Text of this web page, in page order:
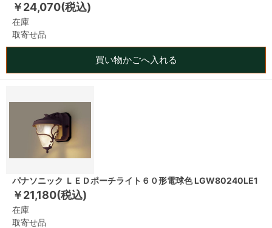
￥24,070(税込)
在庫
取寄せ品
買い物かごへ入れる
パナソニック ＬＥＤポーチライト６０形電球色 LGW80240LE1
￥21,180(税込)
在庫
取寄せ品